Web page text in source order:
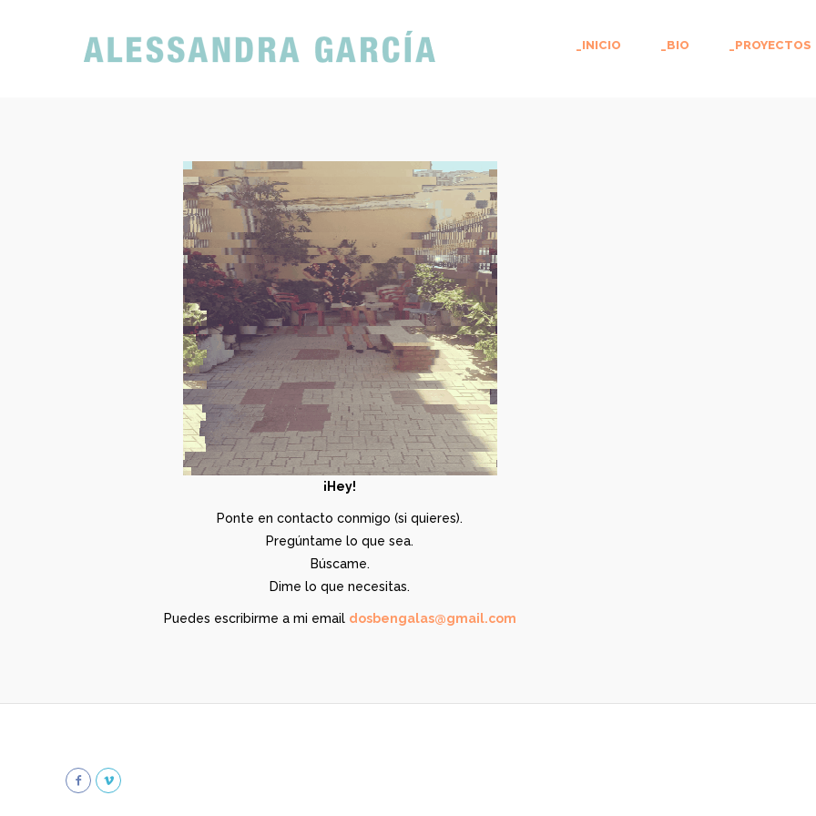
_INICIO _BIO _PROYECTOS
¡Hey!
Ponte en contacto conmigo (si quieres).
Pregúntame lo que sea.
Búscame.
Dime lo que necesitas.
Puedes escribirme a mi email dosbengalas@gmail.com